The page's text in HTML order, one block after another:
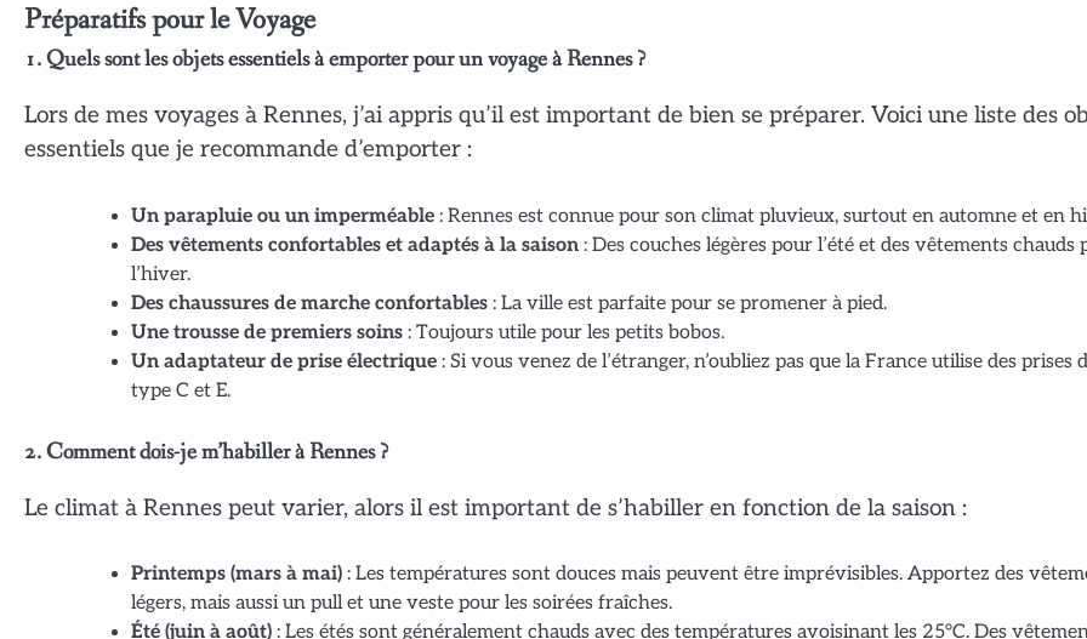
Préparatifs pour le Voyage
1. Quels sont les objets essentiels à emporter pour un voyage à Rennes ?
Lors de mes voyages à Rennes, j’ai appris qu’il est important de bien se préparer. Voici une liste des
essentiels que je recommande d’emporter :
Un parapluie ou un imperméable : Rennes est connue pour son climat pluvieux, surtout en automne et en
Des vêtements confortables et adaptés à la saison : Des couches légères pour l’été et des vêtements chauds
l’hiver.
Des chaussures de marche confortables : La ville est parfaite pour se promener à pied.
Une trousse de premiers soins : Toujours utile pour les petits bobos.
Un adaptateur de prise électrique : Si vous venez de l’étranger, n’oubliez pas que la France utilise des prises
type C et E.
2. Comment dois-je m’habiller à Rennes ?
Le climat à Rennes peut varier, alors il est important de s’habiller en fonction de la saison :
Printemps (mars à mai) : Les températures sont douces mais peuvent être imprévisibles. Apportez des
légers, mais aussi un pull et une veste pour les soirées fraîches.
Été (juin à août) : Les étés sont généralement chauds avec des températures avoisinant les 25°C. Des